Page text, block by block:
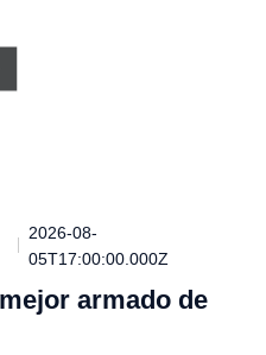
2026-08-
05T17:00:00.000Z
armado de